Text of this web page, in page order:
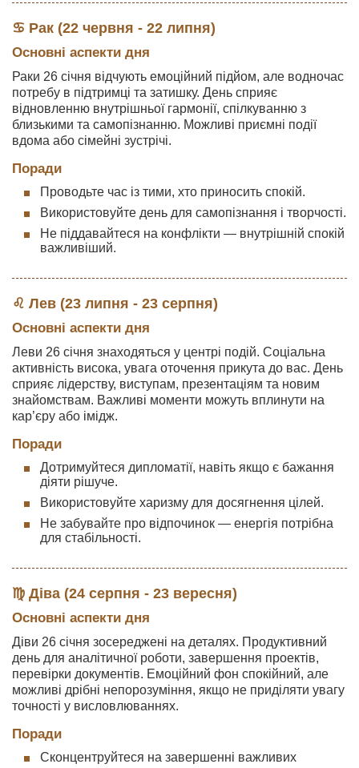
♋ Рак (22 червня - 22 липня)
Основні аспекти дня
Раки 26 січня відчують емоційний підйом, але водночас
потребу в підтримці та затишку. День сприяє
відновленню внутрішньої гармонії, спілкуванню з
близькими та самопізнанню. Можливі приємні події
вдома або сімейні зустрічі.
Поради
Проводьте час із тими, хто приносить спокій.
Використовуйте день для самопізнання і творчості.
Не піддавайтеся на конфлікти — внутрішній спокій
важливіший.
♌ Лев (23 липня - 23 серпня)
Основні аспекти дня
Леви 26 січня знаходяться у центрі подій. Соціальна
активність висока, увага оточення прикута до вас. День
сприяє лідерству, виступам, презентаціям та новим
знайомствам. Важливі моменти можуть вплинути на
кар’єру або імідж.
Поради
Дотримуйтеся дипломатії, навіть якщо є бажання
діяти рішуче.
Використовуйте харизму для досягнення цілей.
Не забувайте про відпочинок — енергія потрібна
для стабільності.
♍ Діва (24 серпня - 23 вересня)
Основні аспекти дня
Діви 26 січня зосереджені на деталях. Продуктивний
день для аналітичної роботи, завершення проектів,
перевірки документів. Емоційний фон спокійний, але
можливі дрібні непорозуміння, якщо не приділяти увагу
точності у висловлюваннях.
Поради
Сконцентруйтеся на завершенні важливих